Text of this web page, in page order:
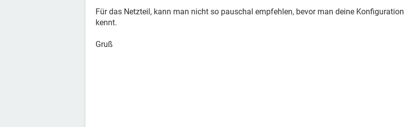
Für das Netzteil, kann man nicht so pauschal empfehlen, bevor man deine Konfiguration
kennt.
Gruß